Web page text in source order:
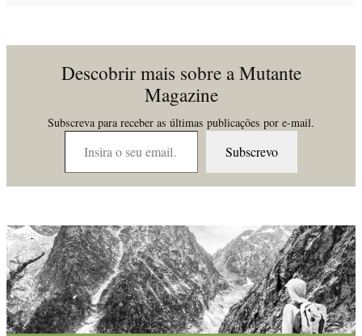
Descobrir mais sobre a Mutante
Magazine
Subscreva para receber as últimas publicações por e-mail.
Insira o seu email…
Subscrevo